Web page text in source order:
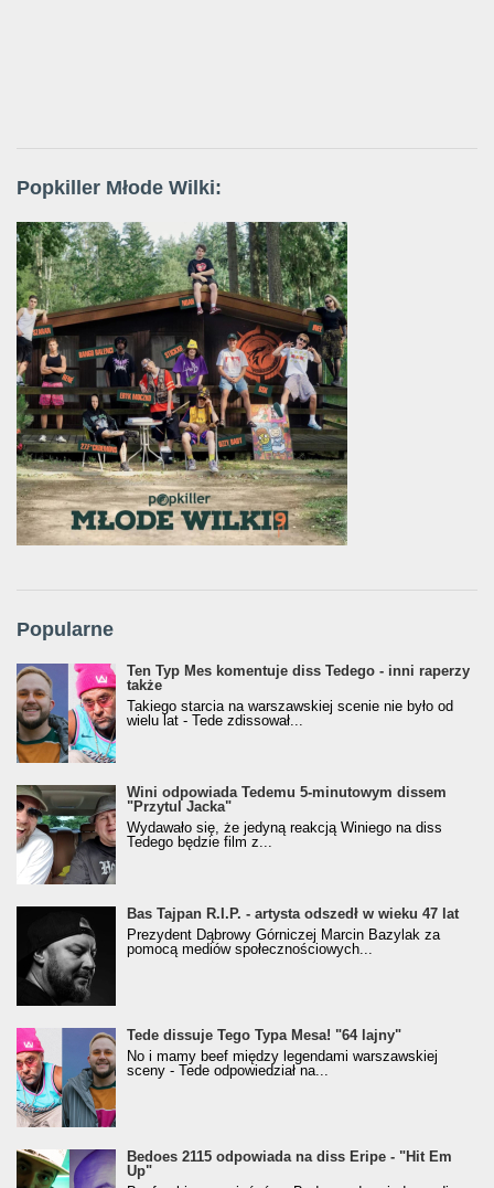
Popkiller Młode Wilki:
Popularne
Ten Typ Mes komentuje diss Tedego - inni raperzy
także
Takiego starcia na warszawskiej scenie nie było od
wielu lat - Tede zdissował...
Wini odpowiada Tedemu 5-minutowym dissem
"Przytul Jacka"
Wydawało się, że jedyną reakcją Winiego na diss
Tedego będzie film z...
Bas Tajpan R.I.P. - artysta odszedł w wieku 47 lat
Prezydent Dąbrowy Górniczej Marcin Bazylak za
pomocą mediów społecznościowych...
Tede dissuje Tego Typa Mesa! "64 lajny"
No i mamy beef między legendami warszawskiej
sceny - Tede odpowiedział na...
Bedoes 2115 odpowiada na diss Eripe - "Hit Em
Up"